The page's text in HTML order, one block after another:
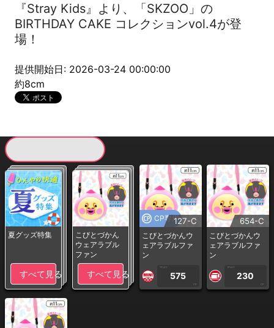
『Stray Kids』より、「SKZOO」の
BIRTHDAY CAKE コレクションvol.4が登
場！
提供開始日: 2026-03-24 00:00:00
約8cm
夏グッズ特集
すべて見る
こびとづかん
ウェアラブル
ファン
すべて見る
CP専用127-C
こびとづかんウ
ェアラブルファ
ン
1PLAY
575
CP
654-C
こびとづかんウ
ェアラブルファ
ン
1PLAY
230
CP